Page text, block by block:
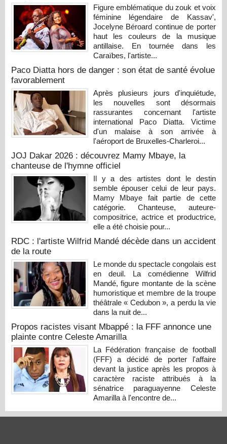
Figure emblématique du zouk et voix
féminine légendaire de Kassav',
Jocelyne Béroard continue de porter
haut les couleurs de la musique
antillaise. En tournée dans les
Caraïbes, l'artiste...
Paco Diatta hors de danger : son état de santé évolue
favorablement
Après plusieurs jours d'inquiétude,
les nouvelles sont désormais
rassurantes concernant l'artiste
international Paco Diatta. Victime
d'un malaise à son arrivée à
l'aéroport de Bruxelles-Charleroi...
JOJ Dakar 2026 : découvrez Mamy Mbaye, la
chanteuse de l'hymne officiel
Il y a des artistes dont le destin
semble épouser celui de leur pays.
Mamy Mbaye fait partie de cette
catégorie. Chanteuse, auteure-
compositrice, actrice et productrice,
elle a été choisie pour...
RDC : l'artiste Wilfrid Mandé décède dans un accident
de la route
Le monde du spectacle congolais est
en deuil. La comédienne Wilfrid
Mandé, figure montante de la scène
humoristique et membre de la troupe
théâtrale « Cedubon », a perdu la vie
dans la nuit de...
Propos racistes visant Mbappé : la FFF annonce une
plainte contre Celeste Amarilla
La Fédération française de football
(FFF) a décidé de porter l'affaire
devant la justice après les propos à
caractère raciste attribués à la
sénatrice paraguayenne Celeste
Amarilla à l'encontre de...